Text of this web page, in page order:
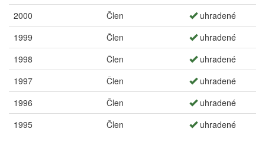
2000
Člen
uhradené
1999
Člen
uhradené
1998
Člen
uhradené
1997
Člen
uhradené
1996
Člen
uhradené
1995
Člen uhradené